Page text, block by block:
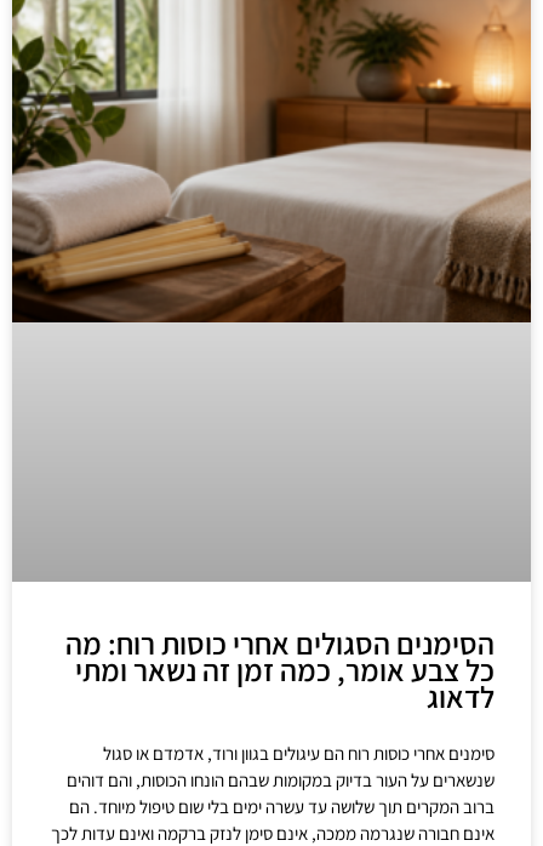
הסימנים הסגולים אחרי כוסות רוח: מה
כל צבע אומר, כמה זמן זה נשאר ומתי
לדאוג
סימנים אחרי כוסות רוח הם עיגולים בגוון ורוד, אדמדם או סגול
שנשארים על העור בדיוק במקומות שבהם הונחו הכוסות, והם דוהים
ברוב המקרים תוך שלושה עד עשרה ימים בלי שום טיפול מיוחד. הם
אינם חבורה שנגרמה ממכה, אינם סימן לנזק ברקמה ואינם עדות לכך